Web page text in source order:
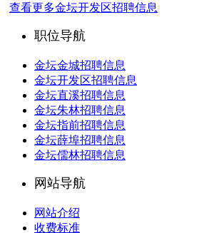
查看更多金坛开发区招聘信息
职位导航
金坛金城招聘信息
金坛开发区招聘信息
金坛直溪招聘信息
金坛朱林招聘信息
金坛指前招聘信息
金坛薛埠招聘信息
金坛儒林招聘信息
网站导航
网站介绍
收费标准